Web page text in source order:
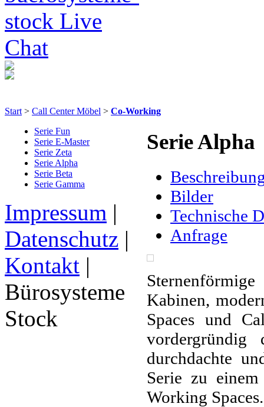
Start > Call Center Möbel > Co-Working
Serie Fun
Serie E-Master
Serie Zeta
Serie Alpha
Serie Beta
Serie Gamma
Serie Alpha
Bilder
Technische
Anfrage
Kabinen,
Spaces und
durchdachte
Serie zu
Working
Impressum |
Datenschutz |
Kontakt |
Bürosysteme
Stock